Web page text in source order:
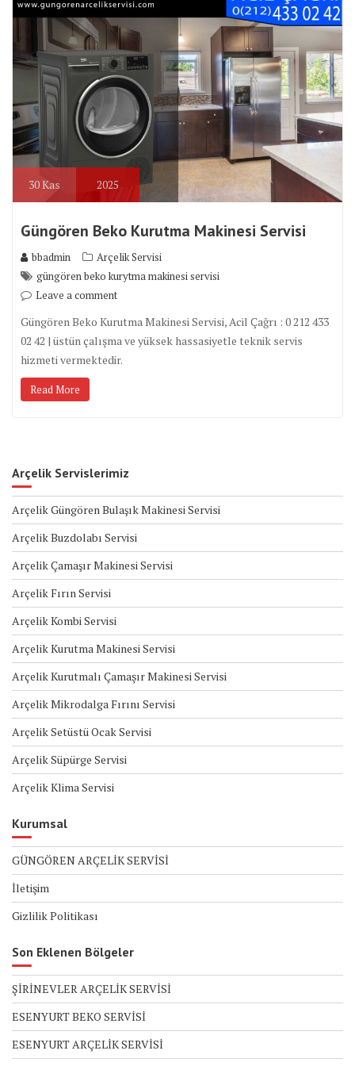
30Kas 2025
Güngören Beko Kurutma Makinesi Servisi
bbadmin
Arçelik Servisi
güngören beko kurytma makinesi servisi
Leave a comment
Güngören Beko Kurutma Makinesi Servisi, Acil Çağrı : 0 212 433
02 42 | üstün çalışma ve yüksek hassasiyetle teknik servis
hizmeti vermektedir.
Read More
Arçelik Servislerimiz
Arçelik Güngören Bulaşık Makinesi Servisi
Arçelik Buzdolabı Servisi
Arçelik Çamaşır Makinesi Servisi
Arçelik Fırın Servisi
Arçelik Kombi Servisi
Arçelik Kurutma Makinesi Servisi
Arçelik Kurutmalı Çamaşır Makinesi Servisi
Arçelik Mikrodalga Fırını Servisi
Arçelik Setüstü Ocak Servisi
Arçelik Süpürge Servisi
Arçelik Klima Servisi
Kurumsal
GÜNGÖREN ARÇELİK SERVİSİ
İletişim
Gizlilik Politikası
Son Eklenen Bölgeler
ŞİRİNEVLER ARÇELİK SERVİSİ
ESENYURT BEKO SERVİSİ
ESENYURT ARÇELİK SERVİSİ